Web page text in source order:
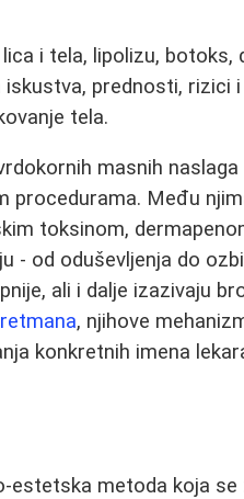
i tela, lipolizu, botoks,
prednosti, rizici
tela.
masnih
Među
toksinom,
- od oduševljenja do
ali i dalje izazivaju
, njihove
konkretnih imena
metoda koja